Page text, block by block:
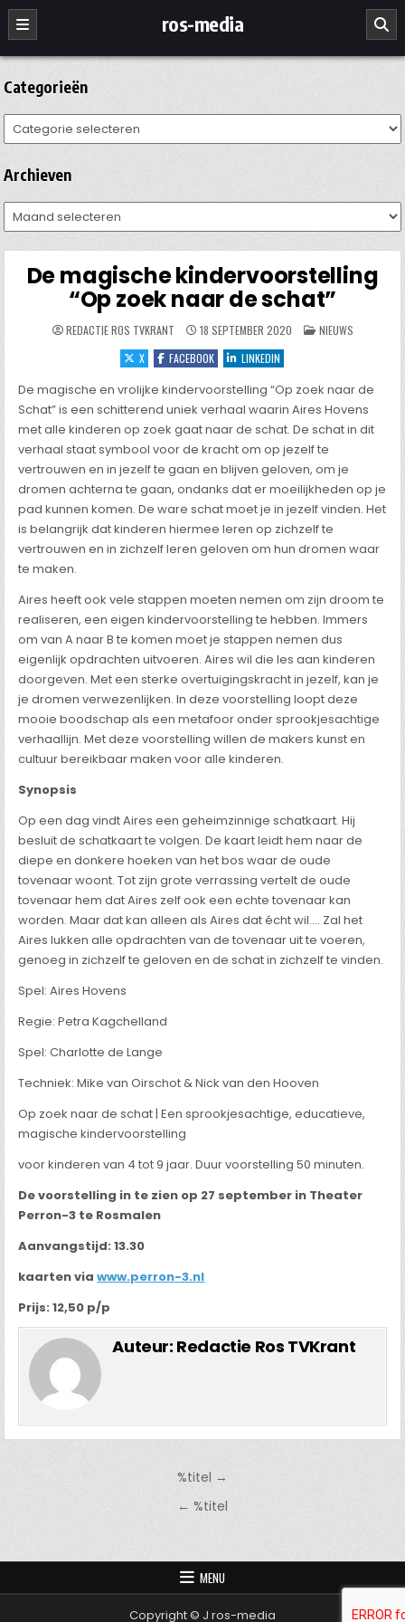
Ga
naar
de
inhoud
ros-media
Categorieën
Categorieën
Archieven
Archieven
De magische kindervoorstelling
“Op zoek naar de schat”
REDACTIE ROS TVKRANT 18 SEPTEMBER 2020 GEPLAATST
IN
NIEUWS
X
FACEBOOK LINKEDIN
De magische en vrolijke kindervoorstelling “Op zoek naar de
Schat” is een schitterend uniek verhaal waarin Aires Hovens
met alle kinderen op zoek gaat naar de schat. De schat in dit
verhaal staat symbool voor de kracht om op jezelf te
vertrouwen en in jezelf te gaan en blijven geloven, om je
dromen achterna te gaan, ondanks dat er moeilijkheden op je
pad kunnen komen. De ware schat moet je in jezelf vinden. Het
is belangrijk dat kinderen hiermee leren op zichzelf te
vertrouwen en in zichzelf leren geloven om hun dromen waar
te maken.
Aires heeft ook vele stappen moeten nemen om zijn droom te
realiseren, een eigen kindervoorstelling te hebben. Immers
om van A naar B te komen moet je stappen nemen dus
eigenlijk opdrachten uitvoeren. Aires wil die les aan kinderen
doorgeven. Met een sterke overtuigingskracht in jezelf, kan je
je dromen verwezenlijken. In deze voorstelling loopt deze
mooie boodschap als een metafoor onder sprookjesachtige
verhaallijn. Met deze voorstelling willen de makers kunst en
cultuur bereikbaar maken voor alle kinderen.
Synopsis
Op een dag vindt Aires een geheimzinnige schatkaart. Hij
besluit de schatkaart te volgen. De kaart leidt hem naar de
diepe en donkere hoeken van het bos waar de oude
tovenaar woont. Tot zijn grote verrassing vertelt de oude
tovenaar hem dat Aires zelf ook een echte tovenaar kan
worden. Maar dat kan alleen als Aires dat écht wil…. Zal het
Aires lukken alle opdrachten van de tovenaar uit te voeren,
genoeg in zichzelf te geloven en de schat in zichzelf te vinden.
Spel: Aires Hovens
Regie: Petra Kagchelland
Spel: Charlotte de Lange
Techniek: Mike van Oirschot & Nick van den Hooven
Op zoek naar de schat | Een sprookjesachtige, educatieve,
magische kindervoorstelling
voor kinderen van 4 tot 9 jaar. Duur voorstelling 50 minuten.
De voorstelling in te zien op 27 september in Theater
Perron-3 te Rosmalen
Aanvangstijd: 13.30
kaarten viawww.perron-3.nl
Prijs: 12,50 p/p
Auteur: Redactie Ros TVKrant
%titel →
← %titel
MENU
Copyright © J ros-media